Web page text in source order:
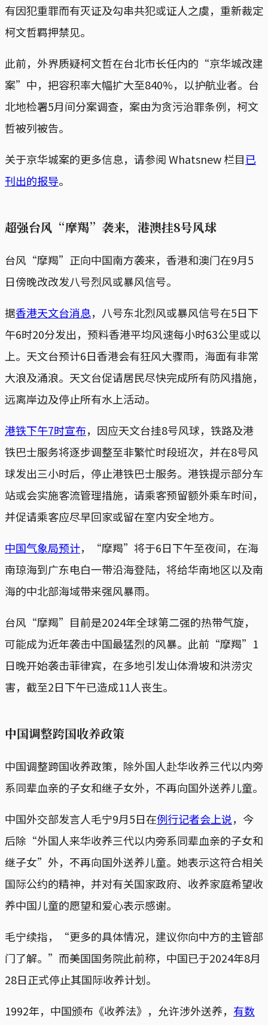
有因犯重罪而有灭证及勾串共犯或证人之虞，重新裁定
柯文哲羁押禁见。
此前，外界质疑柯文哲在台北市长任内的“京华城改建
案”中，把容积率大幅扩大至840%，以护航业者。台
北地检署5月间分案调查，案由为贪污治罪条例，柯文
哲被列被告。
关于京华城案的更多信息，请参阅 Whatsnew 栏目已
刊出的报导。
超强台风“摩羯”袭来，港澳挂8号风球
台风“摩羯”正向中国南方袭来，香港和澳门在9月5
日傍晚改改发八号烈风或暴风信号。
据香港天文台消息，八号东北烈风或暴风信号在5日下
午6时20分发出，预料香港平均风速每小时63公里或以
上。天文台预计6日香港会有狂风大骤雨，海面有非常
大浪及涌浪。天文台促请居民尽快完成所有防风措施，
远离岸边及停止所有水上活动。
港铁下午7时宣布，因应天文台挂8号风球，铁路及港
铁巴士服务将逐步调整至非繁忙时段班次，并在8号风
球发出三小时后，停止港铁巴士服务。港铁提示部分车
站或会实施客流管理措施，请乘客预留额外乘车时间，
并促请乘客应尽早回家或留在室内安全地方。
中国气象局预计，“摩羯”将于6日下午至夜间，在海
南琼海到广东电白一带沿海登陆，将给华南地区以及南
海的中北部海域带来强风暴雨。
台风“摩羯”目前是2024年全球第二强的热带气旋，
可能成为近年袭击中国最猛烈的风暴。此前“摩羯”1
日晚开始袭击菲律宾，在多地引发山体滑坡和洪涝灾
害，截至2日下午已造成11人丧生。
中国调整跨国收养政策
中国调整跨国收养政策，除外国人赴华收养三代以内旁
系同辈血亲的子女和继子女外，不再向国外送养儿童。
中国外交部发言人毛宁9月5日在例行记者会上说，今
后除“外国人来华收养三代以内旁系同辈血亲的子女和
继子女”外，不再向国外送养儿童。她表示这符合相关
国际公约的精神，并对有关国家政府、收养家庭希望收
养中国儿童的愿望和爱心表示感谢。
毛宁续指，“更多的具体情况，建议你向中方的主管部
门了解。”而美国国务院此前称，中国已于2024年8月
28日正式停止其国际收养计划。
1992年，中国颁布《收养法》，允许涉外送养， 有数